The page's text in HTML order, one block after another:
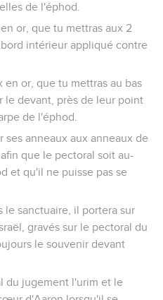
de l'éphod.
or, que tu mettras aux 2
intérieur appliqué contre
en or, que tu mettras au bas
le devant, près de leur point
de l'éphod.
ses anneaux aux anneaux de
que le pectoral soit au-
et qu'il ne puisse pas se
le sanctuaire, il portera sur
gravés sur le pectoral du
le souvenir devant
du jugement l'urim et le